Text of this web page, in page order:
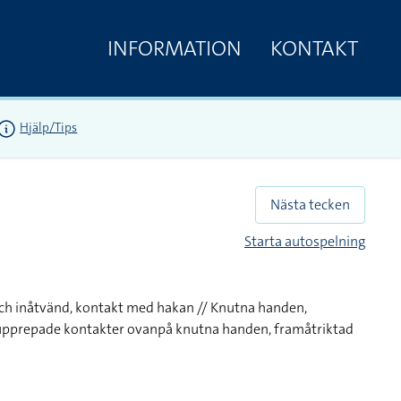
INFORMATION KONTAKT
Hjälp/Tips
Nästa tecken
Starta autospelning
inåtvänd, kontakt med hakan // Knutna handen,
kontakter ovanpå knutna handen, framåtriktad